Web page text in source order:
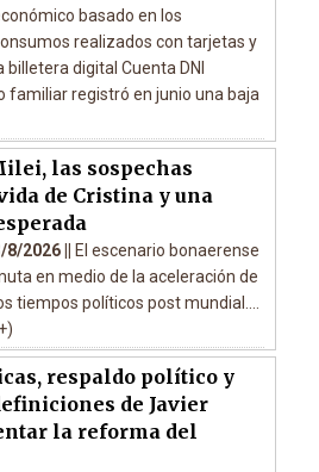
basado en los
realizados con tarjetas y
billetera digital Cuenta DNI
familiar registró en junio una baja
las sospechas
de Cristina y una
8/2026 ||
El escenario bonaerense
en medio de la aceleración de
tiempos políticos post mundial....
respaldo político y
de Javier
la reforma del